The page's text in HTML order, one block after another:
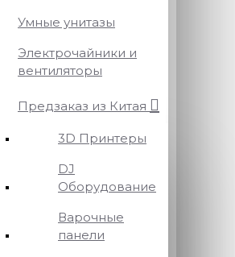
Умные унитазы
Электрочайники и
вентиляторы
Предзаказ из Китая
3D Принтеры
DJ
Оборудование
Варочные
панели